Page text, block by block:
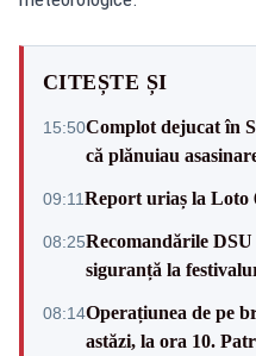
CITEȘTE ȘI
15:50Complot dejucat în
că plănuiau
09:11Report uriaș la Loto
08:25Recomandările
siguranță la
08:14Operațiunea de pe
astăzi, la ora 10.